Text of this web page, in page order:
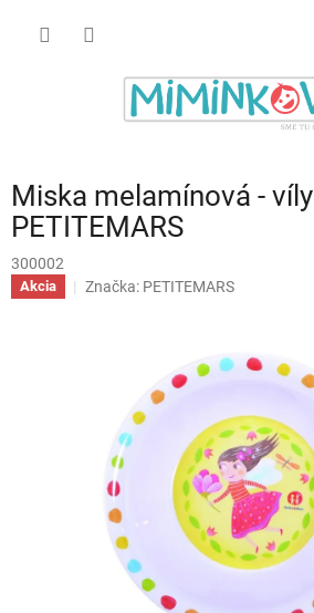
Miska melamínová - víly
PETITEMARS
300002
Akcia Značka: PETITEMARS